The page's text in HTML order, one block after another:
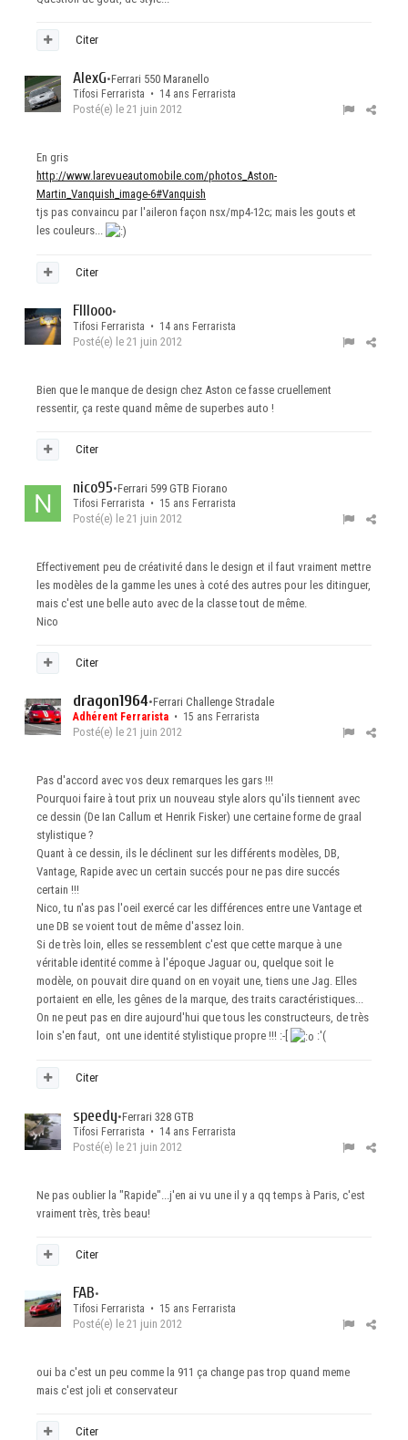
Citer
AlexG•Ferrari 550 Maranello
Tifosi Ferrarista • 14 ans Ferrarista
Posté(e) le 21 juin 2012
En gris
http://www.larevueautomobile.com/photos_Aston-
Martin_Vanquish_image-6#Vanquish
tjs pas convaincu par l'aileron façon nsx/mp4-12c; mais les gouts et
les couleurs...
Citer
Flllooo•
Tifosi Ferrarista • 14 ans Ferrarista
Posté(e) le 21 juin 2012
Bien que le manque de design chez Aston ce fasse cruellement
ressentir, ça reste quand même de superbes auto !
Citer
nico95•Ferrari 599 GTB Fiorano
Tifosi Ferrarista • 15 ans Ferrarista
Posté(e) le 21 juin 2012
Effectivement peu de créativité dans le design et il faut vraiment mettre
les modèles de la gamme les unes à coté des autres pour les ditinguer,
mais c'est une belle auto avec de la classe tout de même.
Nico
Citer
dragon1964•Ferrari Challenge Stradale
Adhérent Ferrarista • 15 ans Ferrarista
Posté(e) le 21 juin 2012
Pas d'accord avec vos deux remarques les gars !!!
Pourquoi faire à tout prix un nouveau style alors qu'ils tiennent avec
ce dessin (De Ian Callum et Henrik Fisker) une certaine forme de graal
stylistique ?
Quant à ce dessin, ils le déclinent sur les différents modèles, DB,
Vantage, Rapide avec un certain succés pour ne pas dire succés
certain !!!
Nico, tu n'as pas l'oeil exercé car les différences entre une Vantage et
une DB se voient tout de même d'assez loin.
Si de très loin, elles se ressemblent c'est que cette marque à une
véritable identité comme à l'époque Jaguar ou, quelque soit le
modèle, on pouvait dire quand on en voyait une, tiens une Jag. Elles
portaient en elle, les gênes de la marque, des traits caractéristiques...
On ne peut pas en dire aujourd'hui que tous les constructeurs, de très
loin s'en faut, ont une identité stylistique propre !!! :-[
:'(
Citer
speedy•Ferrari 328 GTB
Tifosi Ferrarista • 14 ans Ferrarista
Posté(e) le 21 juin 2012
Ne pas oublier la "Rapide"...j'en ai vu une il y a qq temps à Paris, c'est
vraiment très, très beau!
Citer
FAB•
Tifosi Ferrarista • 15 ans Ferrarista
Posté(e) le 21 juin 2012
oui ba c'est un peu comme la 911 ça change pas trop quand meme
mais c'est joli et conservateur
Citer